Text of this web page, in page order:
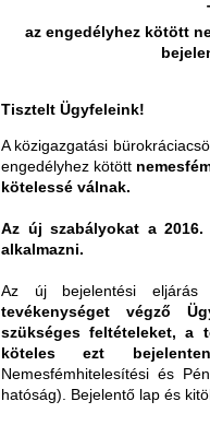
az engedélyhez kötött
Tisztelt Ügyfeleink!
A közigazgatási
engedélyhez kötött
kötelessé válnak.
Az új szabályokat a
alkalmazni.
Az új bejelentési
tevékenységet végző
szükséges feltételeket, a
köteles ezt
Nemesfémhitelesítési és
hatóság). Bejelentő lap és